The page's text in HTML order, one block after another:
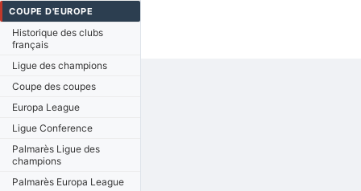
COUPE D'EUROPE
Historique des clubs
français
Ligue des champions
Coupe des coupes
Europa League
Ligue Conference
Palmarès Ligue des
champions
Palmarès Europa League